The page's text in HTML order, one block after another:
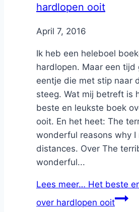
hardlopen ooit
ByNicole
April 7, 2016
Ik heb een heleboel
hardlopen. Maar een tijd
eentje die met stip naar
steeg. Wat mij betreft is
beste en leukste boek
ooit. En het heet: The
wonderful reasons why I
distances. Over The
wonderful...
Lees meer… Het beste
over hardlopen ooit